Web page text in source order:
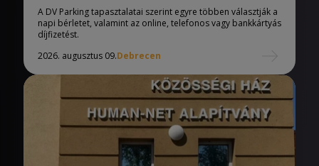
A DV Parking tapasztalatai szerint egyre többen választják a
napi bérletet, valamint az online, telefonos vagy bankkártyás
díjfizetést.
2026. augusztus 09.Debrecen